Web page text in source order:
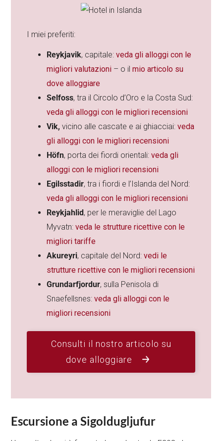
I miei preferiti:
Reykjavik, capitale: veda gli alloggi con le
migliori valutazioni – o ilmio articolo su
dove alloggiare
Selfoss, tra il Circolo d’Oro e la Costa Sud:
veda gli alloggi con le migliori recensioni
Vik,vicino alle cascate e ai ghiacciai:veda
gli alloggi con le migliori recensioni
Höfn, porta dei fiordi orientali:veda gli
alloggi con le migliori recensioni
Egilsstadir, tra i fiordi e l’Islanda del Nord:
veda gli alloggi con le migliori recensioni
Reykjahlid, per le meraviglie del Lago
Myvatn:veda le strutture ricettive con le
migliori tariffe
Akureyri, capitale del Nord:vedi le
strutture ricettive con le migliori recensioni
Grundarfjordur, sulla Penisola di
Snaefellsnes:veda gli alloggi con le
migliori recensioni
Consulti il nostro articolo su
dove alloggiare
Escursione a Sigoldugljufur